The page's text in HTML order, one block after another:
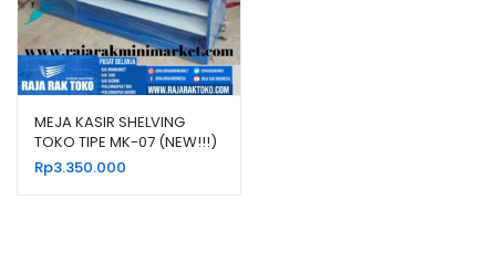
MEJA KASIR SHELVING
TOKO TIPE MK-07 (NEW!!!)
Rp3.350.000